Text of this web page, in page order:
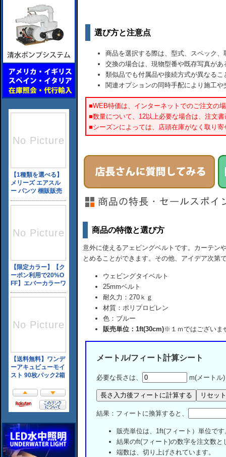
選び方と注意点
商品を選択する際は、型式、スペック
交換の場合は、現物型番や既存写真が
類似品でも付属品や接続方式が異なるこ
関連オプションの同時手配により施工
■WEB特価は、インターネットでのご注文の
■数量について、12以上必要な場合は、注文
■シーズンによっては、店頭在庫がなく取り
商品の特徴と選び方
意外に使えるアェビングベルトです。カーテン
とめることができます。その他、アイデア次第
ウェビングタイベルト
25mmベルト
耐久力：270ｋｇ
材質：ポリプロピレン
色：ブルー
販売単位：1ft(30cm)※１ｍではございま
メートル/フィート計算シート
必要な長さは、 m(メート
結果：フィートに換算すると、
販売単位は、1ft(フィート）単位です
結果のft(フィート)の数字を注文数と
端数は、切り上げされています。